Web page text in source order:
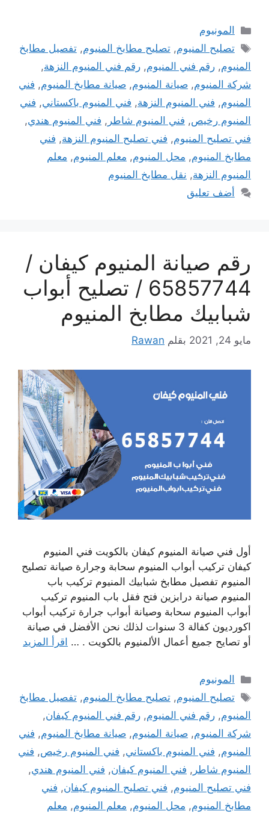
التصنيفات
المونيوم
الوسوم
تصليح المنيوم,تصليح مطابخ المنيوم,تفصيل مطابخ
المنيوم, رقم فني المنيوم, رقم فني المنيوم النزهة,
شركة المنيوم, صيانة المنيوم, صيانة مطابخ المنيوم, فني
المنيوم, فني المنيوم النزهة, فني المنيوم باكستاني, فني
المنيوم رخيص, فني المنيوم شاطر , فني المنيوم هندي,
فني تصليح المنيوم, فني تصليح المنيوم النزهة, فني
مطابخ المنيوم, محل المنيوم, معلم المنيوم, معلم
المنيوم النزهة, نقل مطابخ المنيوم
أضف تعليق
رقم صيانة المنيوم كيفان /
65857744 / تصليح أبواب
شبابيك مطابخ المنيوم
مايو 24, 2021 بقلم Rawan
أول فني صيانة المنيوم كيفان بالكويت فني المنيوم
كيفان تركيب أبواب المنيوم سحابة وجرارة صيانة تصليح
المنيوم تفصيل مطابخ شبابيك المنيوم تركيب باب
المنيوم صيانة درابزين فتح فقل باب المنيوم تركيب
أبواب المنيوم سحابة وصيانة أبواب جرارة تركيب أبواب
اكورديون كفالة 3 سنوات لذلك نحن الأفضل في صيانة
أو تصايح جميع أعمال الألمنيوم بالكويت . … اقرأ المزيد
التصنيفات
المونيوم
الوسوم
تصليح المنيوم,تصليح مطابخ المنيوم,تفصيل مطابخ
المنيوم, رقم فني المنيوم, رقم فني المنيوم كيفان,
شركة المنيوم, صيانة المنيوم, صيانة مطابخ المنيوم, فني
المنيوم, فني المنيوم باكستاني, فني المنيوم رخيص, فني
المنيوم شاطر , فني المنيوم كيفان, فني المنيوم هندي,
فني تصليح المنيوم, فني تصليح المنيوم كيفان, فني
مطابخ المنيوم, محل المنيوم, معلم المنيوم, معلم